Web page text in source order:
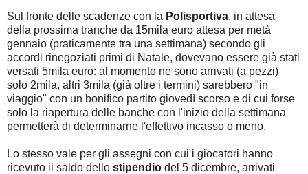
Sul fronte delle scadenze con la Polisportiva, in attesa
della prossima tranche da 15mila euro attesa per metà
gennaio (praticamente tra una settimana) secondo gli
accordi rinegoziati primi di Natale, dovevano essere già stati
versati 5mila euro: al momento ne sono arrivati (a pezzi)
solo 2mila, altri 3mila (già oltre i termini) sarebbero "in
viaggio" con un bonifico partito giovedì scorso e di cui forse
solo la riapertura delle banche con l'inizio della settimana
permetterà di determinarne l'effettivo incasso o meno.
Lo stesso vale per gli assegni con cui i giocatori hanno
ricevuto il saldo dello stipendio del 5 dicembre, arrivati